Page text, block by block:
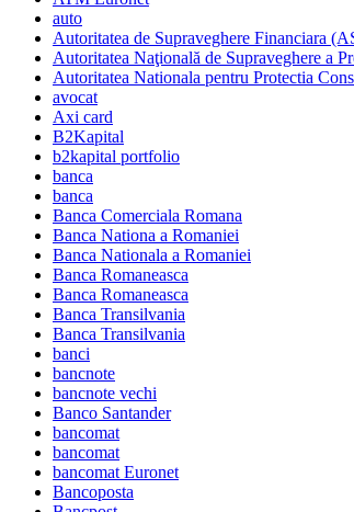
auto
Autoritatea de Supraveghere Financiara
Autoritatea Naţională de Supraveghere a
Autoritatea Nationala pentru Protectia
avocat
Axi card
B2Kapital
b2kapital portfolio
banca
banca
Banca Comerciala Romana
Banca Nationa a Romaniei
Banca Nationala a Romaniei
Banca Romaneasca
Banca Romaneasca
Banca Transilvania
Banca Transilvania
banci
bancnote
bancnote vechi
Banco Santander
bancomat
bancomat
bancomat Euronet
Bancoposta